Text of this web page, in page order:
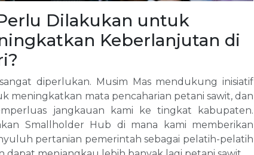
Dilakukan untuk
Keberlanjutan di
diperlukan. Musim Mas mendukung inisiatif
meningkatkan mata pencaharian petani sawit, dan
jangkauan kami ke tingkat kabupaten.
Smallholder Hub di mana kami memberikan
pertanian pemerintah sebagai pelatih-pelatih